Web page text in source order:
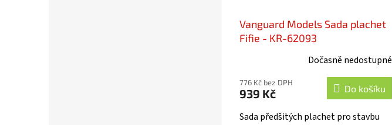
Vanguard Models Sada plachet
Fifie - KR-62093
Dočasně nedostupné
776 Kč bez DPH
939 Kč Do košíku
Sada předšitých plachet pro stavbu